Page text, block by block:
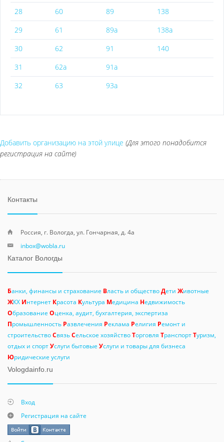
28
60 89
138
29
61 89а
138а
30
62 91
140
31
62а
91а
32
63 93а
Добавить организацию на этой улице (Для этого понадобится
регистрация на сайте)
Контакты
Россия, г. Вологда, ул. Гончарная, д. 4а
inbox@wobla.ru
Каталог Вологды
Банки, финансы и страхование Власть и обществоДети Животные
ЖКХ Интернет Красота Культура Медицина Недвижимость
Образование Оценка, аудит, бухгалтерия, экспертиза
Промышленность Развлечения Реклама Религия Ремонт и
строительствоСвязьСельское хозяйствоТорговля ТранспортТуризм,
отдых и спортУслуги бытовые Услуги и товары для бизнеса
Юридические услуги
Vologdainfo.ru
Вход
Регистрация на сайте